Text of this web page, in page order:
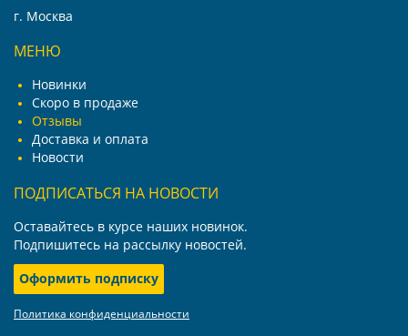
г. Москва
МЕНЮ
Новинки
Скоро в продаже
Отзывы
Доставка и оплата
Новости
ПОДПИСАТЬСЯ НА НОВОСТИ
Оставайтесь в курсе наших новинок.
Подпишитесь на рассылку новостей.
Оформить подписку
Политика конфиденциальности